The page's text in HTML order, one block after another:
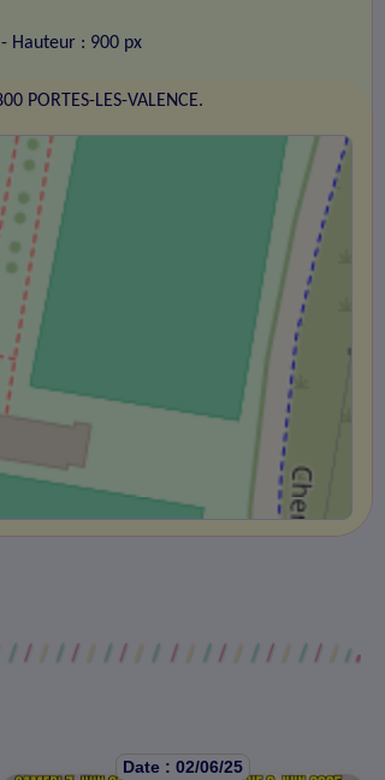
- Hauteur : 900 px
PORTES-LES-VALENCE.
Date : 02/06/25